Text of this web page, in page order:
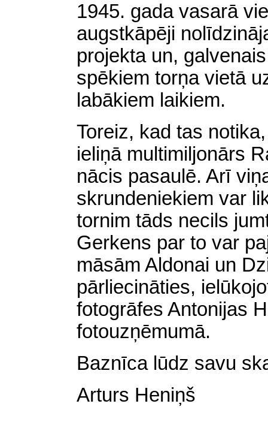
1945. gada vasarā
augstkāpēji
projekta un,
spēkiem torņa vietā
labākiem laikiem.
Toreiz, kad tas
ieliņā multimiljonārs
nācis pasaulē. Arī
skrundeniekiem var
tornim tāds necils
Gerkens par to var
māsām Aldonai un
pārliecināties,
fotogrāfes Antonijas
fotouzņēmumā.
Baznīca lūdz savu
Arturs Heniņš